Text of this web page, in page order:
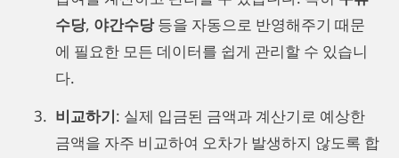
수당, 야간수당등을 자동으로 반영해주기 때문
에 필요한 모든 데이터를 쉽게 관리할 수 있습니
다.
비교하기: 실제 입금된 금액과 계산기로 예상한
금액을 자주 비교하여 오차가 발생하지 않도록 합